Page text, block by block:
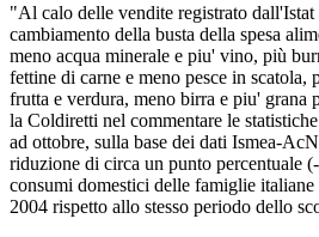
"Al calo delle vendite registrato dall'Istat
cambiamento della busta della spesa
meno acqua minerale e piu' vino, più
fettine di carne e meno pesce in
frutta e verdura, meno birra e piu' grana
la Coldiretti nel commentare le
ad ottobre, sulla base dei dati Ismea-
riduzione di circa un punto percentuale
consumi domestici delle famiglie
2004 rispetto allo stesso periodo dello